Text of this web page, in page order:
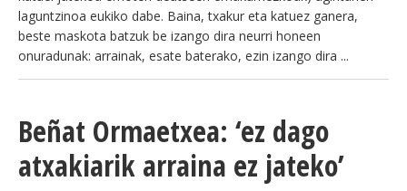
laguntzinoa eukiko dabe. Baina, txakur eta katuez ganera,
beste maskota batzuk be izango dira neurri honeen
onuradunak: arrainak, esate baterako, ezin izango dira ...
Beñat Ormaetxea: ‘ez dago
atxakiarik arraina ez jateko’